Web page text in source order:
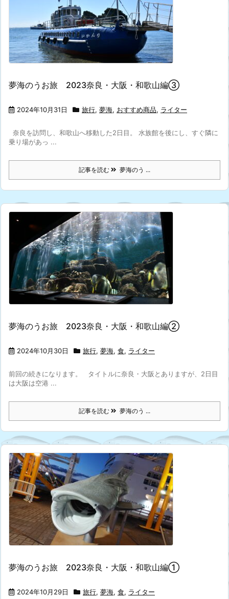
夢海のうお旅 2023奈良・大阪・和歌山編③
2024年10月31日 旅行, 夢海, おすすめ商品, ライター
奈良を訪問し、和歌山へ移動した2日目。 水族館を後にし、すぐ隣に
乗り場があっ ...
記事を読む 夢海のう ...
夢海のうお旅 2023奈良・大阪・和歌山編②
2024年10月30日 旅行, 夢海, 食, ライター
前回の続きになります。 タイトルに奈良・大阪とありますが、2日目
は大阪は空港 ...
記事を読む 夢海のう ...
夢海のうお旅 2023奈良・大阪・和歌山編①
2024年10月29日 旅行, 夢海, 食, ライター